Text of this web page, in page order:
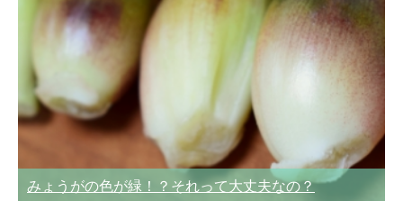
みょうがの色が緑！？それって大丈夫なの？